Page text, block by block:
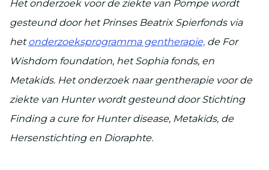
Het onderzoek voor de ziekte van Pompe wordt
gesteund door het Prinses Beatrix Spierfonds via
hetonderzoeksprogramma gentherapie, de For
Wishdom foundation, het Sophia fonds, en
Metakids. Het onderzoek naar gentherapie voor de
ziekte van Hunter wordt gesteund door Stichting
Finding a cure for Hunter disease, Metakids, de
Hersenstichting en Dioraphte.